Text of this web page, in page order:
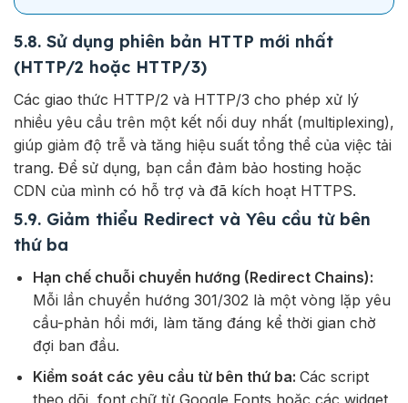
5.8. Sử dụng phiên bản HTTP mới nhất
(HTTP/2 hoặc HTTP/3)
Các giao thức HTTP/2 và HTTP/3 cho phép xử lý
nhiều yêu cầu trên một kết nối duy nhất (multiplexing),
giúp giảm độ trễ và tăng hiệu suất tổng thể của việc tải
trang. Để sử dụng, bạn cần đảm bảo hosting hoặc
CDN của mình có hỗ trợ và đã kích hoạt HTTPS.
5.9. Giảm thiểu Redirect và Yêu cầu từ bên
thứ ba
Hạn chế chuỗi chuyển hướng (Redirect Chains):
Mỗi lần chuyển hướng 301/302 là một vòng lặp yêu
cầu-phản hồi mới, làm tăng đáng kể thời gian chờ
đợi ban đầu.
Kiểm soát các yêu cầu từ bên thứ ba: Các script